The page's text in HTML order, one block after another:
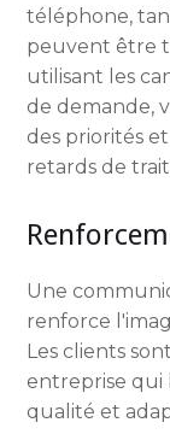
téléphone,
peuvent être
utilisant les
de demande,
des priorités
retards de
Une
renforce
Les clients
entreprise qui
qualité et